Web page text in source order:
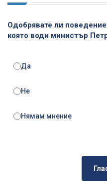
Одобрявате ли
която води министър
Да
Не
Нямам мнение